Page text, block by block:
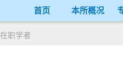
首页 本所概况
在职学者